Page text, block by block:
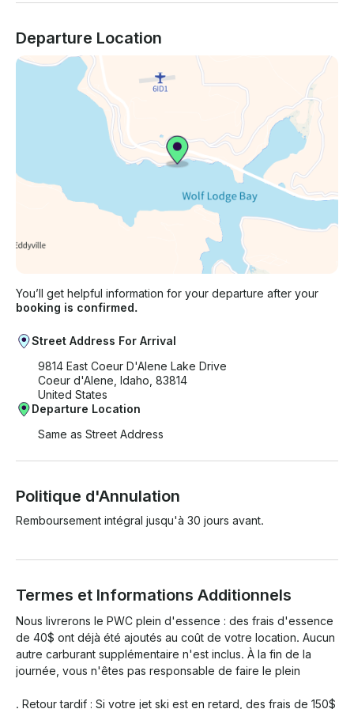
Departure Location
You’ll get helpful information for your departure after your
booking is confirmed.
Street Address For Arrival
9814 East Coeur D'Alene Lake Drive
Coeur d'Alene, Idaho, 83814
United States
Departure Location
Same as Street Address
Politique d'Annulation
Remboursement intégral jusqu'à 30 jours avant.
Termes et Informations Additionnels
Nous livrerons le PWC plein d'essence : des frais d'essence
de 40$ ont déjà été ajoutés au coût de votre location. Aucun
autre carburant supplémentaire n'est inclus. À la fin de la
journée, vous n'êtes pas responsable de faire le plein
. Retour tardif : Si votre jet ski est en retard, des frais de 150$